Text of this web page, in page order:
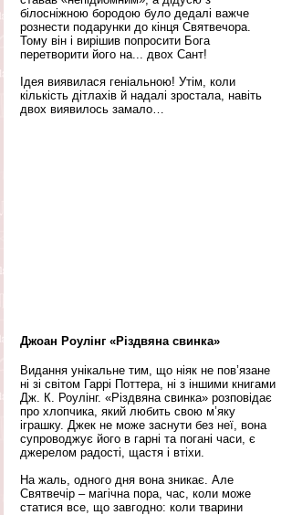
білосніжною бородою було дедалі важче
рознести подарунки до кінця Святвечора.
Тому він і вирішив попросити Бога
перетворити його на... двох Сант!
Ідея виявилася геніальною! Утім, коли
кількість дітлахів й надалі зростала, навіть
двох виявилось замало…
Джоан Роулінг «Різдвяна свинка»
Видання унікальне тим, що ніяк не пов’язане
ні зі світом Гаррі Поттера, ні з іншими книгами
Дж. К. Роулінг. «Різдвяна свинка» розповідає
про хлопчика, який любить свою м’яку
іграшку. Джек не може заснути без неї, вона
супроводжує його в гарні та погані часи, є
джерелом радості, щастя і втіхи.
На жаль, одного дня вона зникає. Але
Святвечір – магічна пора, час, коли може
статися все, що завгодно: коли тварини